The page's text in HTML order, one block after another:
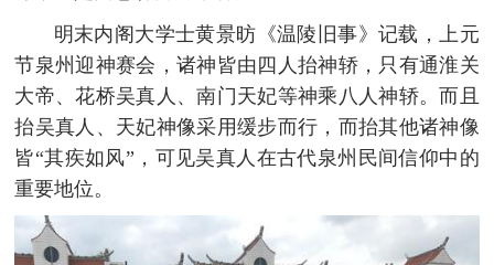
明末内阁大学士黄景昉《温陵旧事》记载，上元
节泉州迎神赛会，诸神皆由四人抬神轿，只有通淮关
大帝、花桥吴真人、南门天妃等神乘八人神轿。而且
抬吴真人、天妃神像采用缓步而行，而抬其他诸神像
皆“其疾如风”，可见吴真人在古代泉州民间信仰中的
重要地位。